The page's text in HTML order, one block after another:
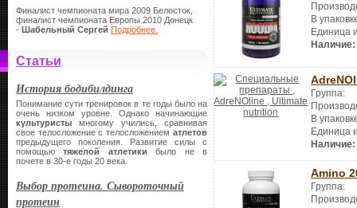
Финалист чемпионата мира 2009 Белосток,
финалист чемпионата Европы 2010 Донецк
- Шабельный Сергей Подробнее.
Статьи
История бодибилдинга
Понимание сути тренировок в те годы было на
очень низком уровне. Однако начинающие
культуристы многому учились, сравнивая
свое телосложение с телосложением атлетов
предыдущего поколения. Развитие силы с
помощьютяжелой атлетики было не в
почете в 30-е годы 20 века.
Выбор протеина. Сывороточный
протеин
В
Единица
Наличие:
Группа:
В
Единица
Наличие:
Amino
Группа: